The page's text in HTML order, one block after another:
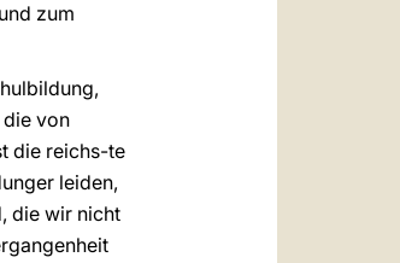
zum
von
die reichs-te
leiden,
die wir nicht